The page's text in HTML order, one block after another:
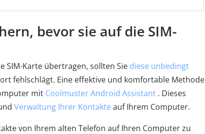
bevor sie auf die SIM-
SIM-Karte übertragen, sollten Sie diese unbedingt
fehlschlägt. Eine effektive und komfortable Methode
mit Coolmuster Android Assistant . Dieses
Verwaltung Ihrer Kontakte auf Ihrem Computer.
von Ihrem alten Telefon auf Ihren Computer zu